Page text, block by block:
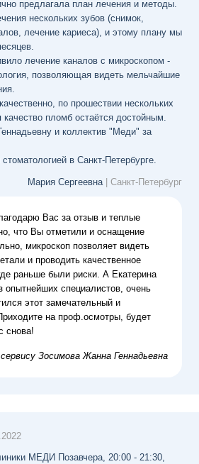
предлагала план лечения и методы.
нескольких зубов (снимок,
лечение кариеса), и этому плану мы
лечение каналов с микроскопом -
позволяющая видеть мельчайшие
по прошествии нескольких
пломб остаётся достойным.
и коллектив "Меди" за
в Санкт-Петербурге.
Мария Сергеевна | Санкт-Петербург
Вас за отзыв и теплые
что Вы отметили и оснащение
микроскоп позволяет видеть
и проводить качественное
раньше были риски. А Екатерина
опытнейших специалистов, очень
этот замечательный и
на проф.осмотры, будет
снова!
Зосимова Жанна Геннадьевна
МЕДИ Позавчера, 20:00 - 21:30,